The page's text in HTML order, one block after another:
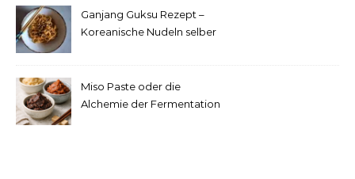
Ganjang Guksu Rezept –
Koreanische Nudeln selber
Miso Paste oder die
Alchemie der Fermentation